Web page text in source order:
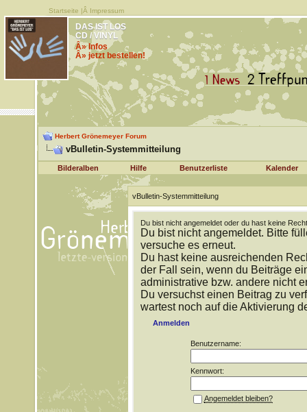
Startseite |Â Impressum
DAS IST LOS
CD / VINYL
Â» Infos
Â» jetzt bestellen!
Herbert Grönemeyer Forum
vBulletin-Systemmitteilung
Bilderalben Hilfe Benutzerliste Kalender
vBulletin-Systemmitteilung
Du bist nicht angemeldet oder du hast keine
Du bist nicht angemeldet. Bitte
versuche es erneut.
Du hast keine ausreichenden
der Fall sein, wenn du Beiträge
administrative bzw. andere nicht
Du versuchst einen Beitrag zu
wartest noch auf die Aktivierung
Anmelden
Benutzername:
Kennwort:
Angemeldet bleiben?